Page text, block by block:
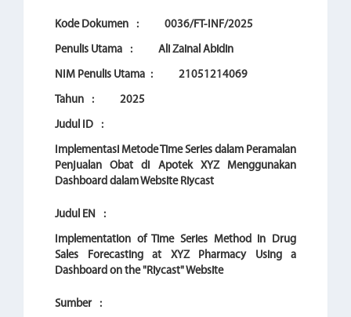
Kode Dokumen : 0036/FT-INF/2025
Penulis Utama : Ali Zainal Abidin
NIM Penulis Utama : 21051214069
Tahun : 2025
Judul ID :
Implementasi Metode Time Series dalam Peramalan
Penjualan Obat di Apotek XYZ Menggunakan
Dashboard dalam Website Riycast
Judul EN :
Implementation of Time Series Method in Drug
Sales Forecasting at XYZ Pharmacy Using a
Dashboard on the "Riycast" Website
Sumber :